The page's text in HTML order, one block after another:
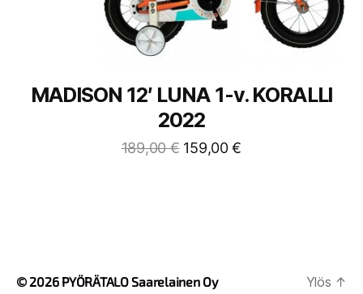
MADISON 12′ LUNA 1-v. KORALLI
2022
189,00€ 159,00€
© 2026 PYÖRÄTALO Saarelainen Oy Ylös ↑